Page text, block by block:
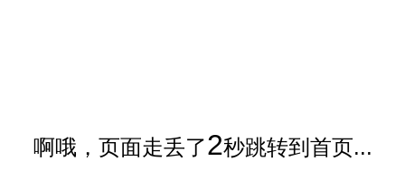
啊哦，页面走丢了2秒跳转到首页...